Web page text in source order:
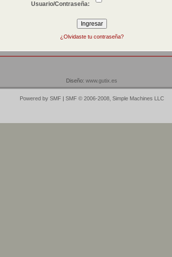
Usuario/Contraseña:
¿Olvidaste tu contraseña?
Diseño: www.gutix.es
Powered by SMF| SMF © 2006-2008, Simple Machines LLC